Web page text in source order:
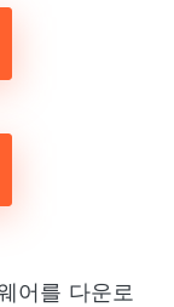
어를 다운로